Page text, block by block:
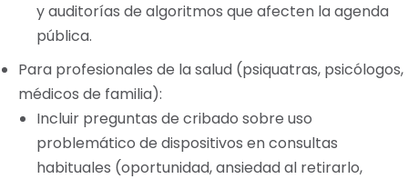
y auditorías de algoritmos que afecten la agenda
pública.
Para profesionales de la salud (psiquatras, psicólogos,
médicos de familia):
Incluir preguntas de cribado sobre uso
problemático de dispositivos en consultas
habituales (oportunidad, ansiedad al retirarlo,